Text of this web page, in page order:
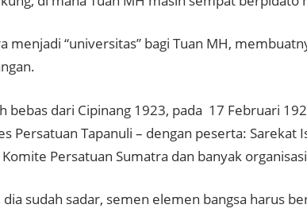
menjadi “universitas” bagi Tuan MH,
bebas dari Cipinang 1923, pada 17 Februari
Persatuan Tapanuli – dengan peserta: Sarekat
Komite Persatuan Sumatra dan banyak
dia sudah sadar, semen elemen bangsa harus